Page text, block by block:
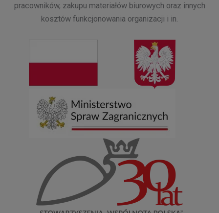
pracowników, zakupu materiałów biurowych oraz innych
kosztów funkcjonowania organizacji i in.